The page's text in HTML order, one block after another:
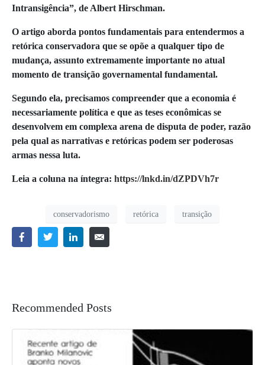
Intransigência”, de Albert Hirschman.
O artigo aborda pontos fundamentais para entendermos a
retórica conservadora que se opõe a qualquer tipo de
mudança, assunto extremamente importante no atual
momento de transição governamental fundamental.
Segundo ela, precisamos compreender que a economia é
necessariamente política e que as teses econômicas se
desenvolvem em complexa arena de disputa de poder, razão
pela qual as narrativas e retóricas podem ser poderosas
armas nessa luta.
Leia a coluna na íntegra: https://lnkd.in/dZPDVh7r
conservadorismo retórica transição
Recommended Posts